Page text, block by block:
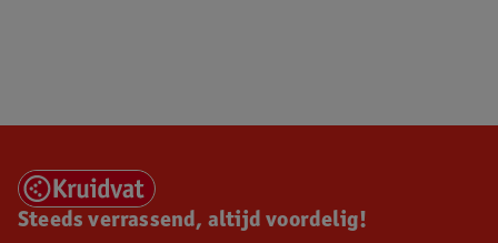
Steeds verrassend, altijd voordelig!